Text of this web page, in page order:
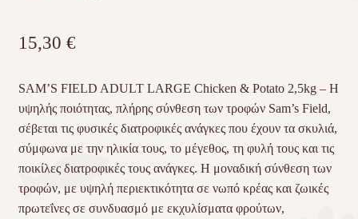
15,30 €
SAM’S FIELD ADULT LARGE Chicken & Potato 2,5kg – Η
υψηλής ποιότητας, πλήρης σύνθεση των τροφών Sam’s Field,
σέβεται τις φυσικές διατροφικές ανάγκες που έχουν τα σκυλιά,
σύμφωνα με την ηλικία τους, το μέγεθος, τη φυλή τους και τις
ποικίλες διατροφικές τους ανάγκες. Η μοναδική σύνθεση των
τροφών, με υψηλή περιεκτικότητα σε νωπό κρέας και ζωικές
πρωτεΐνες σε συνδυασμό με εκχυλίσματα φρούτων,